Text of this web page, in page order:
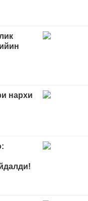
нархи